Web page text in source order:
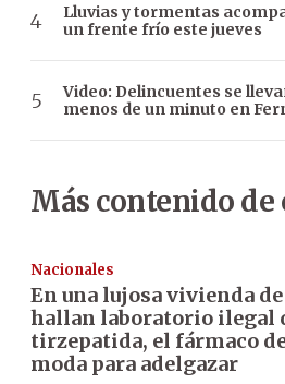
Lluvias y tormentas
un frente frío este jueves
Video: Delincuentes se
menos de un minuto en
Más contenido de
Nacionales
En una lujosa vivienda de
hallan laboratorio ilegal
tirzepatida, el fármaco
moda para adelgazar